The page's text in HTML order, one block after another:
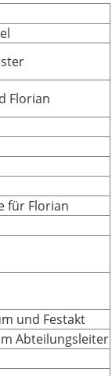
Florian
für Florian
und Festakt
Abteilungsleiter